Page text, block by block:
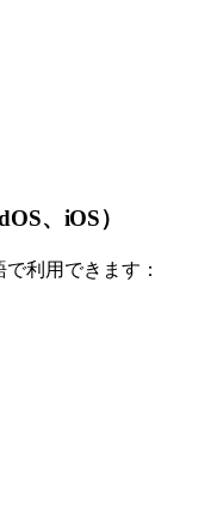
、iOS）
利用できます：